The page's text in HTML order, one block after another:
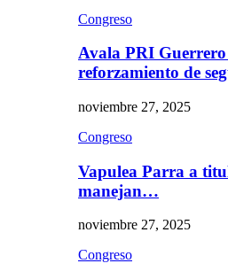
Congreso
Avala PRI
reforzamiento de
noviembre 27, 2025
Congreso
Vapulea Parra a
manejan…
noviembre 27, 2025
Congreso